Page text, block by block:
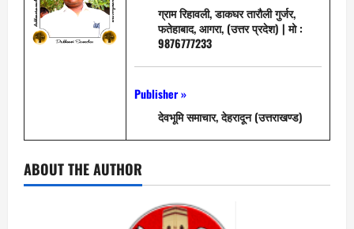
ग्राम रिहावली, डाकघर तारौली गुर्जर,
फतेहाबाद, आगरा, (उत्तर प्रदेश) | मो :
9876777233
Publisher »
देवभूमि समाचार, देहरादून (उत्तराखण्ड)
ABOUT THE AUTHOR